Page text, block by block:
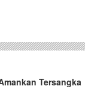
Tersangka